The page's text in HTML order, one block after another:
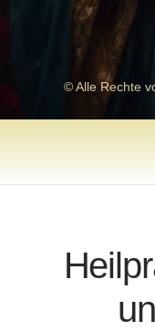
© Alle Rechte